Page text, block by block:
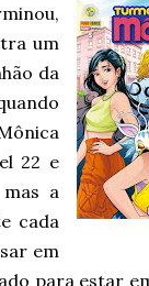
um
da
22 e
a
cada
em
para estar